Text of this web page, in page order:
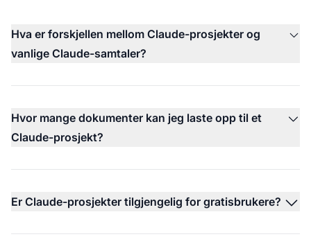
Hva er forskjellen mellom Claude-prosjekter og
vanlige Claude-samtaler?
Hvor mange dokumenter kan jeg laste opp til et
Claude-prosjekt?
Er Claude-prosjekter tilgjengelig for gratisbrukere?